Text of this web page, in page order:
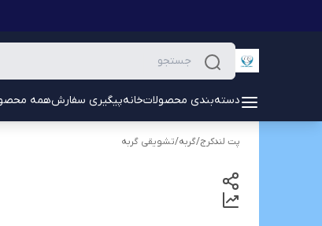
دسته‌بندی محصولاتخانهپیگیری سفارشهمه
پت لندکرج/گربه/تشویقی گربه